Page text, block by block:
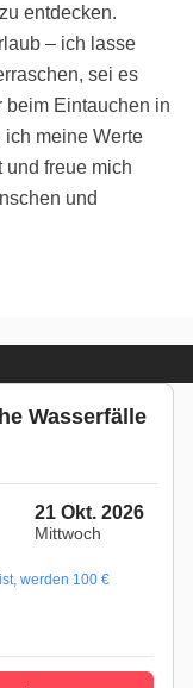
entdecken.
– ich lasse
sei es
beim Eintauchen in
meine Werte
und freue mich
und
Wasserfälle
21 Okt. 2026
Mittwoch
werden 100 €